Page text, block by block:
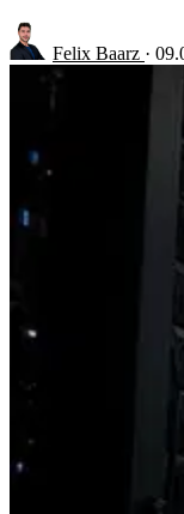
Felix Baarz ·